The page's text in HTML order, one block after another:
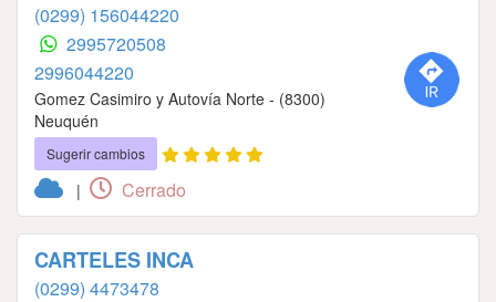
(0299) 156044220
2995720508
2996044220
Gomez Casimiro y Autovía Norte - (8300)
Neuquén
Sugerir cambios
| Cerrado
CARTELES INCA
(0299) 4473478